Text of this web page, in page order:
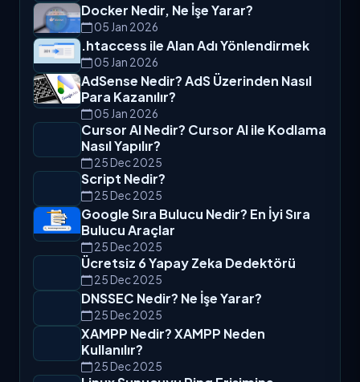
Docker Nedir, Ne İşe Yarar?
05 Jan 2026
.htaccess ile Alan Adı Yönlendirmek
05 Jan 2026
AdSense Nedir? AdS Üzerinden Nasıl
Para Kazanılır?
05 Jan 2026
Cursor AI Nedir? Cursor AI ile Kodlama
Nasıl Yapılır?
25 Dec 2025
Script Nedir?
25 Dec 2025
Google Sıra Bulucu Nedir? En İyi Sıra
Bulucu Araçlar
25 Dec 2025
Ücretsiz 6 Yapay Zeka Dedektörü
25 Dec 2025
DNSSEC Nedir? Ne İşe Yarar?
25 Dec 2025
XAMPP Nedir? XAMPP Neden
Kullanılır?
25 Dec 2025